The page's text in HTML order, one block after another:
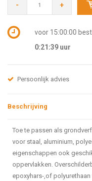
- +
voor 15:00:00
0:21:38uur
Persoonlijk advies
Beschrijving
Toe te passen als
voor staal, aluminium,
eigenschappen ook
oppervlakken.
epoxyhars-,of